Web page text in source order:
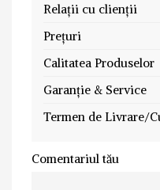
Relații cu clienții
Prețuri
Calitatea Produselor
Garanție & Service
Termen de Livrare/
Comentariul tău